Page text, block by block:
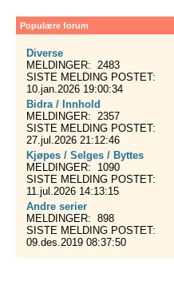
Populære forum
Diverse
MELDINGER: 2483
SISTE MELDING POSTET:
10.jan.2026 19:00:34
Bidra / Innhold
MELDINGER: 2357
SISTE MELDING POSTET:
27.jul.2026 21:12:46
Kjøpes / Selges / Byttes
MELDINGER: 1090
SISTE MELDING POSTET:
11.jul.2026 14:13:15
Andre serier
MELDINGER: 898
SISTE MELDING POSTET:
09.des.2019 08:37:50